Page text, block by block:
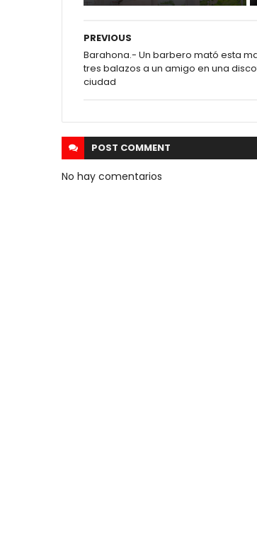
PREVIOUS
Barahona.- Un barbero mató esta
tres balazos a un amigo en una
ciudad
POST COMMENT
No hay comentarios